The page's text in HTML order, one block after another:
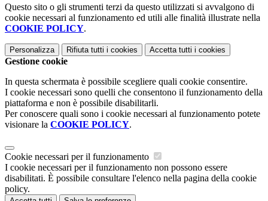
Questo sito o gli strumenti terzi da questo utilizzati si avvalgono di
cookie necessari al funzionamento ed utili alle finalità illustrate nella
COOKIE POLICY.
Personalizza Rifiuta tutti i cookies Accetta tutti i cookies
Gestione cookie
In questa schermata è possibile scegliere quali cookie consentire.
I cookie necessari sono quelli che consentono il funzionamento della
piattaforma e non è possibile disabilitarli.
Per conoscere quali sono i cookie necessari al funzionamento potete
visionare la COOKIE POLICY.
Cookie necessari per il funzionamento
I cookie necessari per il funzionamento non possono essere
disabilitati. È possibile consultare l'elenco nella pagina della cookie
policy.